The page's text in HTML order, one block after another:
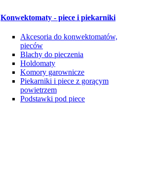
Konwektomaty - piece i piekarniki
Akcesoria do konwektomatów,
pieców
Blachy do pieczenia
Holdomaty
Komory garownicze
Piekarniki i piece z gorącym
powietrzem
Podstawki pod piece